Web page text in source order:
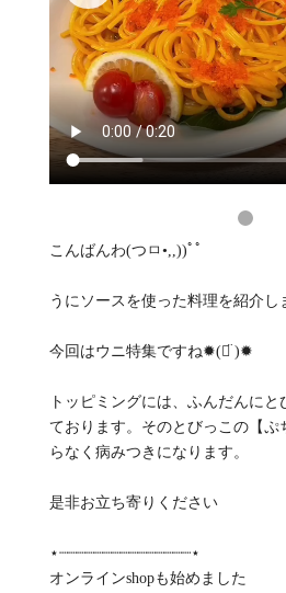
こんばんわ(つㅁ•,,))ﾟﾟ
うにソースを使った料理を紹介し
今回はウニ特集ですね✹‪(ᯅ̈ )✹
トッピミングには、ふんだんに
ております。そのとびっこの【ぷ
らなく病みつきになります。
是非お立ち寄りください
⋆┈┈┈┈┈┈┈┈┈┈┈┈┈┈┈⋆
オンラインshopも始めました